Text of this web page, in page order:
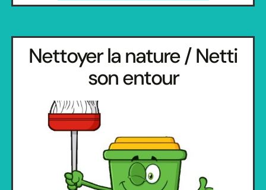
Nettoyer la nature / Netti
son entour